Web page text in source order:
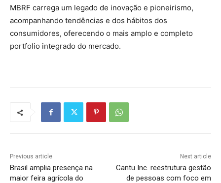
MBRF carrega um legado de inovação e pioneirismo,
acompanhando tendências e dos hábitos dos
consumidores, oferecendo o mais amplo e completo
portfolio integrado do mercado.
Previous article
Brasil amplia presença na
maior feira agrícola do
Next article
Cantu Inc. reestrutura gestão
de pessoas com foco em